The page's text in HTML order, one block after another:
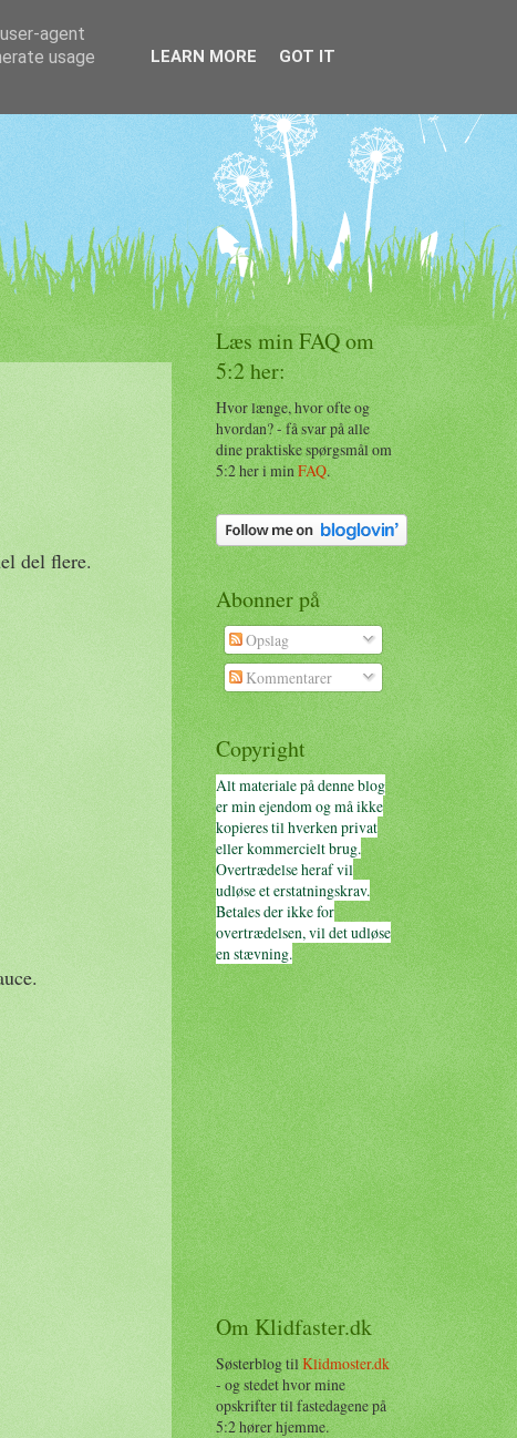
del flere.
Læs min FAQ om
5:2 her:
Hvor længe, hvor ofte og
hvordan? - få svar på alle
dine praktiske spørgsmål om
5:2 her i minFAQ.
Abonner på
Opslag
Kommentarer
Copyright
Alt materiale på denne blog
er min ejendom og må ikke
kopieres til hverken privat
eller kommercielt brug.
Overtrædelse heraf vil
udløse et erstatningskrav.
Betales der ikke for
overtrædelsen, vil det udløse
en stævning.
Om Klidfaster.dk
Søsterblog tilKlidmoster.dk
- og stedet hvor mine
opskrifter til fastedagene på
5:2 hører hjemme.
agent
usage
LEARN MORE GOT IT